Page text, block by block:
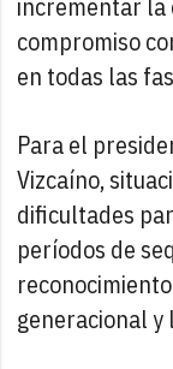
compromiso
en todas las
Para el
Vizcaíno,
dificultades
períodos de
generacional y